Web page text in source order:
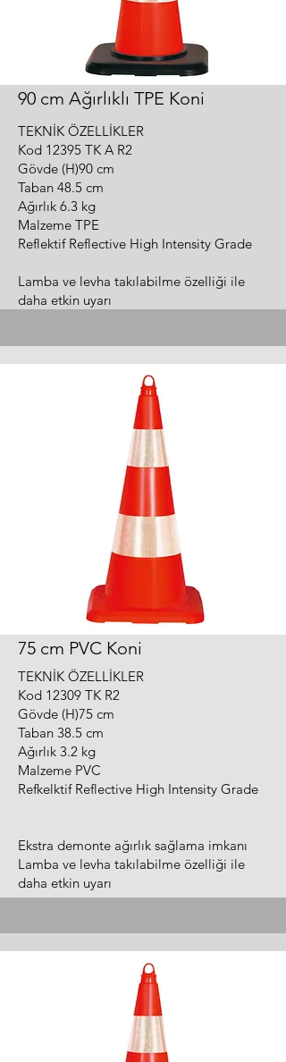
90 cm Ağırlıklı TPE Koni
TEKNİK ÖZELLİKLER
Kod 12395 TK A R2
Gövde (H)90 cm
Taban 48.5 cm
Ağırlık 6.3 kg
Malzeme TPE
Reflektif Reflective High Intensity Grade
Lamba ve levha takılabilme özelliği ile
daha etkin uyarı
75 cm PVC Koni
TEKNİK ÖZELLİKLER
Kod 12309 TK R2
Gövde (H)75 cm
Taban 38.5 cm
Ağırlık 3.2 kg
Malzeme PVC
Refkelktif Reflective High Intensity Grade
Ekstra demonte ağırlık sağlama imkanı
Lamba ve levha takılabilme özelliği ile
daha etkin uyarı